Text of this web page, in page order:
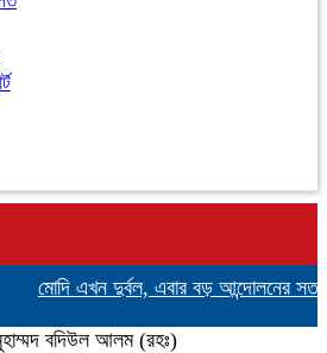
মোদি এখন দুর্বল, এবার বড় আন্দোলনের
বদিউল আলম (রহঃ)